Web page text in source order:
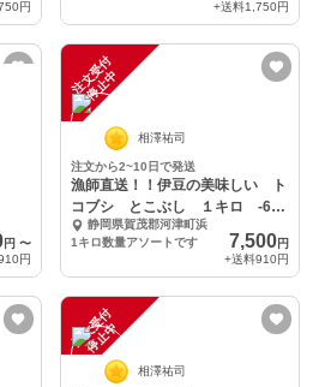
円 +送料1,750円
円 〜
円
注
文
受
付
停
止
中
相澤祐司
注文から2~10日で発送
漁師直送！！伊豆の美味しい ト
コブシ とこぶし １キロ -60
度急速冷凍品
静岡県賀茂郡河津町浜
1キロ数量アソートです
7,500円
+送料910円
注
文
受
付
停
止
中
相澤祐司